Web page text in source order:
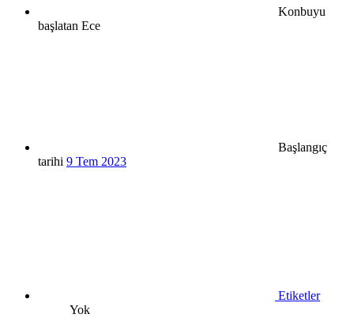
Konbuyu
başlatan Ece
Başlangıç
tarihi 9 Tem 2023
Etiketler
Yok